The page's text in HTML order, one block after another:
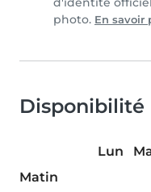
photo. En savoir
Disponibilité
Lun
Matin